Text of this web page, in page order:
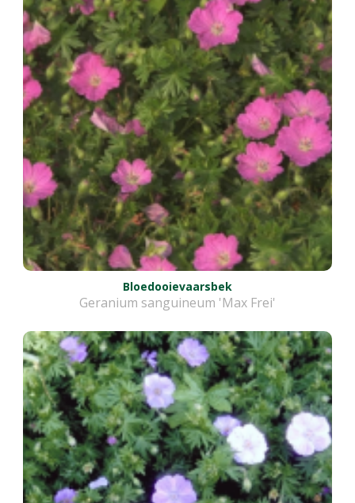
Bloedooievaarsbek
Geranium sanguineum 'Max Frei'